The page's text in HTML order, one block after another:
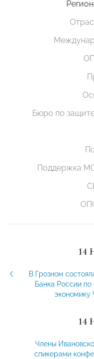
Бюро по
Поддержка
14
В Грозном
Банка России по
экономику
14
Члены
спикерами